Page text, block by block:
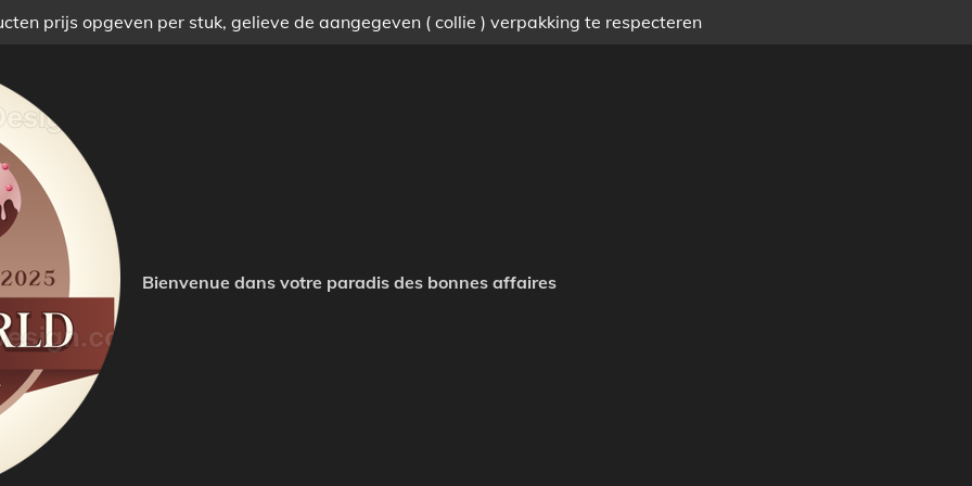
prijs opgeven per stuk, gelieve de aangegeven ( collie ) verpakking te respecteren
Bienvenue dans votre paradis des bonnes affaires